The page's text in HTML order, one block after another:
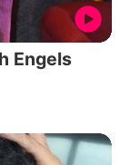
Engels